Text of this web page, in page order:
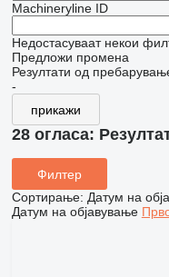
Machineryline ID
Недостасуваат некои
Предложи промена
Резултати од
-
прикажи
28 огласа:
Филтер
Сортирање: Датум на
Датум на објавување